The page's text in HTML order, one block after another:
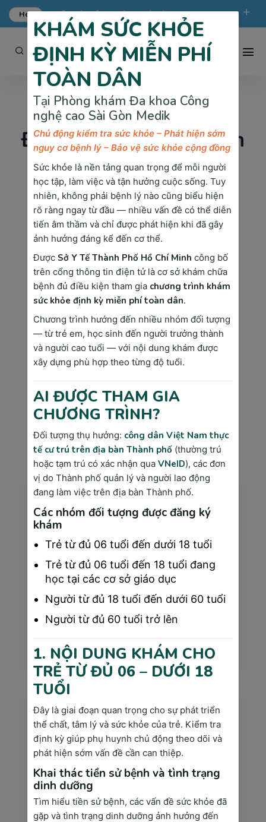
Hot ƯU ĐÃI KHÁM TỔNG QUÁT TẠI SÀI GÒN MEDIK.
phongkham@saigonmedik.com
Trang chủ
Lý do lựa chọn Sài Gòn Medik
Đội ngũ y bác sĩ chuyên môn cao
Đội ngũ y bác sĩ chuyên
môn cao
5379-vi.html
Phòng Khám Đa Khoa Công Nghệ
Cao Sài Gòn Medik
Admin
“Lương Y Như Từ Mẫu” không chỉ là một
câu nói thể hiện tấm lòng của một người
làm nghề y, đó còn là tôn chỉ mà đội ngũ
y bác sĩ chúng tôi luôn đặt trái tim của
mình hướng tới tại Phòng khám Đa Khoa
Sài Gòn Medik.
TIN TỨC LIÊN QUAN
có thể bạn quan tâm
Cam kết chất lượng và an toàn
Xem thêm
KHÁM SỨC KHỎE
ĐỊNH KỲ MIỄN PHÍ
TOÀN DÂN
Tại Phòng khám Đa khoa Công
nghệ cao Sài Gòn Medik
Chủ động kiểm tra sức khỏe – Phát hiện sớm
nguy cơ bệnh lý – Bảo vệ sức khỏe cộng đồng
Sức khỏe là nền tảng quan trọng để mỗi người
học tập, làm việc và tận hưởng cuộc sống. Tuy
nhiên, không phải bệnh lý nào cũng biểu hiện
rõ ràng ngay từ đầu — nhiều vấn đề có thể diễn
tiến âm thầm và chỉ được phát hiện khi đã gây
ảnh hưởng đáng kể đến cơ thể.
Được Sở Y Tế Thành Phố Hồ Chí Minh công bố
trên cổng thông tin điện tử là cơ sở khám chữa
bệnh đủ điều kiện tham gia chương trình khám
sức khỏe định kỳ miễn phí toàn dân.
Chương trình hướng đến nhiều nhóm đối tượng
— từ trẻ em, học sinh đến người trưởng thành
và người cao tuổi — với nội dung khám được
xây dựng phù hợp theo từng độ tuổi.
AI ĐƯỢC THAM GIA
CHƯƠNG TRÌNH?
Đối tượng thụ hưởng: công dân Việt Nam thực
tế cư trú trên địa bàn Thành phố(thường trú
hoặc tạm trú có xác nhận qua VNeID), các đơn
vị do Thành phố quản lý và người lao động
đang làm việc trên địa bàn Thành phố.
Các nhóm đối tượng được đăng ký
khám
Trẻ từ đủ 06 tuổi đến dưới 18 tuổi
Trẻ từ đủ 06 tuổi đến 18 tuổi đang
học tại các cơ sở giáo dục
Người từ đủ 18 tuổi đến dưới 60 tuổi
Người từ đủ 60 tuổi trở lên
1. NỘI DUNG KHÁM CHO
TRẺ TỪ ĐỦ 06 – DƯỚI 18
TUỔI
Đây là giai đoạn quan trọng cho sự phát triển
thể chất, tâm lý và sức khỏe của trẻ. Kiểm tra
định kỳ giúp phụ huynh chủ động theo dõi và
phát hiện sớm vấn đề cần can thiệp.
Khai thác tiền sử bệnh và tình trạng
dinh dưỡng
Tìm hiểu tiền sử bệnh, các vấn đề sức khỏe đã
gặp và tình trạng dinh dưỡng ảnh hưởng đến